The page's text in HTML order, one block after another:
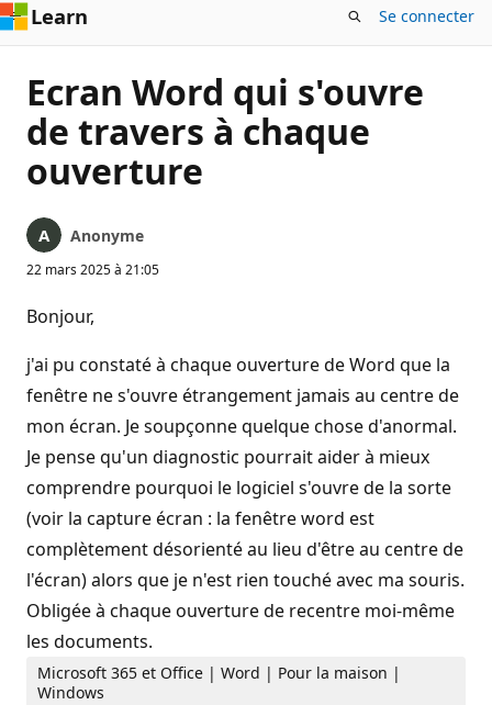
Learn Se connecter
Ecran Word qui s'ouvre
de travers à chaque
ouverture
Anonyme
22 mars 2025 à 21:05
Bonjour,
j'ai pu constaté à chaque ouverture de Word que la
fenêtre ne s'ouvre étrangement jamais au centre de
mon écran. Je soupçonne quelque chose d'anormal.
Je pense qu'un diagnostic pourrait aider à mieux
comprendre pourquoi le logiciel s'ouvre de la sorte
(voir la capture écran : la fenêtre word est
complètement désorienté au lieu d'être au centre de
l'écran) alors que je n'est rien touché avec ma souris.
Obligée à chaque ouverture de recentre moi-même
les documents.
Microsoft 365 et Office | Word | Pour la maison |
Windows